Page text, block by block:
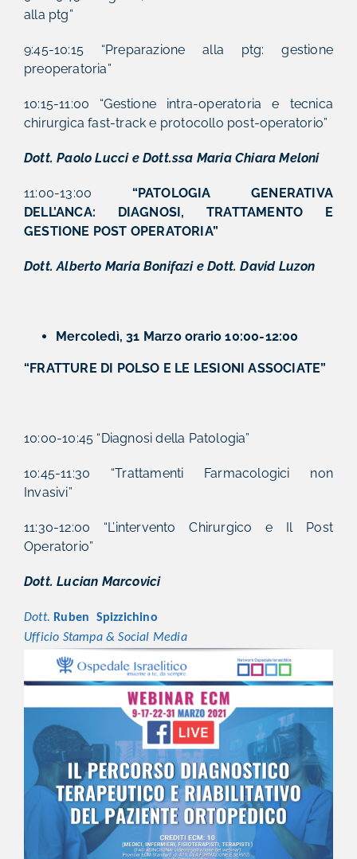
alla ptg”
9:45-10:15 “Preparazione alla ptg: gestione
preoperatoria”
10:15-11:00 “Gestione intra-operatoria e tecnica
chirurgica fast-track e protocollo post-operatorio”
Dott. Paolo Lucci e Dott.ssa Maria Chiara Meloni
11:00-13:00 “PATOLOGIA GENERATIVA
DELL’ANCA: DIAGNOSI, TRATTAMENTO E
GESTIONE POST OPERATORIA”
Dott. Alberto Maria Bonifazi e Dott. David Luzon
Mercoledì, 31 Marzo orario 10:00-12:00
“FRATTURE DI POLSO E LE LESIONI ASSOCIATE”
10:00-10:45 “Diagnosi della Patologia”
10:45-11:30 “Trattamenti Farmacologici non
Invasivi”
11:30-12:00 “L’intervento Chirurgico e Il Post
Operatorio”
Dott. Lucian Marcovici
Dott. Ruben Spizzichino
Ufficio Stampa & Social Media